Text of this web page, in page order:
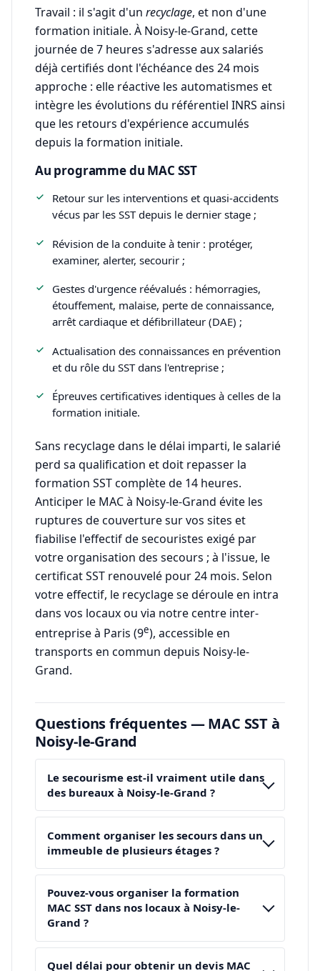
Travail : il s'agit d'un recyclage, et non d'une
formation initiale. À Noisy-le-Grand, cette
journée de 7 heures s'adresse aux salariés
déjà certifiés dont l'échéance des 24 mois
approche : elle réactive les automatismes et
intègre les évolutions du référentiel INRS ainsi
que les retours d'expérience accumulés
depuis la formation initiale.
Au programme du MAC SST
Retour sur les interventions et quasi-accidents
vécus par les SST depuis le dernier stage ;
Révision de la conduite à tenir : protéger,
examiner, alerter, secourir ;
Gestes d'urgence réévalués : hémorragies,
étouffement, malaise, perte de connaissance,
arrêt cardiaque et défibrillateur (DAE) ;
Actualisation des connaissances en prévention
et du rôle du SST dans l'entreprise ;
Épreuves certificatives identiques à celles de la
formation initiale.
Sans recyclage dans le délai imparti, le salarié
perd sa qualification et doit repasser la
formation SST complète de 14 heures.
Anticiper le MAC à Noisy-le-Grand évite les
ruptures de couverture sur vos sites et
fiabilise l'effectif de secouristes exigé par
votre organisation des secours ; à l'issue, le
certificat SST renouvelé pour 24 mois. Selon
votre effectif, le recyclage se déroule en intra
dans vos locaux ou via notre centre inter-
entreprise à Paris (9e), accessible en
transports en commun depuis Noisy-le-
Grand.
Questions fréquentes — MAC SST à
Noisy-le-Grand
Le secourisme est-il vraiment utile dans
des bureaux à Noisy-le-Grand ?
Comment organiser les secours dans un
immeuble de plusieurs étages ?
Pouvez-vous organiser la formation
MAC SST dans nos locaux à Noisy-le-
Grand ?
Quel délai pour obtenir un devis MAC